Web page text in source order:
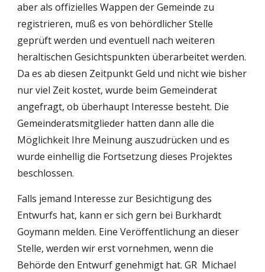
aber als offizielles Wappen der Gemeinde zu
registrieren, muß es von behördlicher Stelle
geprüft werden und eventuell nach weiteren
heraltischen Gesichtspunkten überarbeitet werden.
Da es ab diesen Zeitpunkt Geld und nicht wie bisher
nur viel Zeit kostet, wurde beim Gemeinderat
angefragt, ob überhaupt Interesse besteht. Die
Gemeinderatsmitglieder hatten dann alle die
Möglichkeit Ihre Meinung auszudrücken und es
wurde einhellig die Fortsetzung dieses Projektes
beschlossen.
Falls jemand Interesse zur Besichtigung des
Entwurfs hat, kann er sich gern bei Burkhardt
Goymann melden. Eine Veröffentlichung an dieser
Stelle, werden wir erst vornehmen, wenn die
Behörde den Entwurf genehmigt hat. GR  Michael